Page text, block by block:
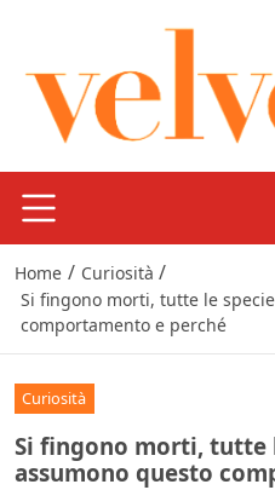
Home / Curiosità /
Si fingono morti, tutte le
comportamento e perché
Curiosità
Si fingono morti, tutte
assumono questo